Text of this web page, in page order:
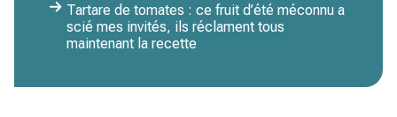
Tartare de tomates : ce fruit d’été méconnu a
scié mes invités, ils réclament tous
maintenant la recette